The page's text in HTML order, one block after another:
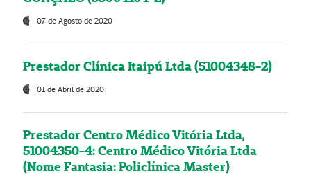
07 de Agosto de 2020
Prestador Clínica Itaipú Ltda (51004348-2)
01 de Abril de 2020
Prestador Centro Médico Vitória Ltda,
51004350-4: Centro Médico Vitória Ltda
(Nome Fantasia: Policlínica Master)